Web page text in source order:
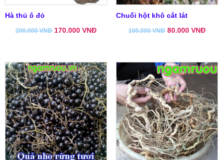
Hà thủ ô đỏ
200.000VNĐ 170.000VNĐ
Chuối hột khô cắt lát
100.000VNĐ 80.000 VNĐ